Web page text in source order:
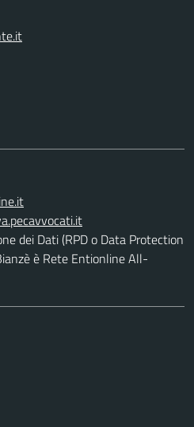
dei Dati (RPD o Data Protection
è Rete Entionline All-